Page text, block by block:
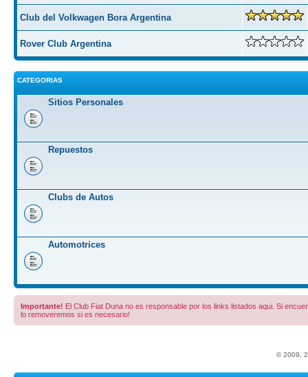
Club del Volkwagen Bora Argentina
Rover Club Argentina
CATEGORIAS
Sitios Personales
Repuestos
Clubs de Autos
Automotrices
Importante! El Club Fiat Duna no es responsable por los links listados aqui. Si
lo removeremos si es necesario!
© 2009,